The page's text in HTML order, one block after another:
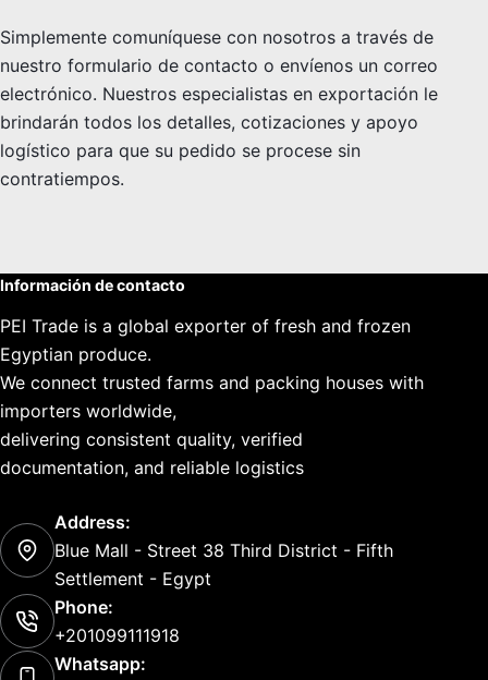
Simplemente comuníquese con nosotros a través de
nuestro formulario de contacto o envíenos un correo
electrónico. Nuestros especialistas en exportación le
brindarán todos los detalles, cotizaciones y apoyo
logístico para que su pedido se procese sin
contratiempos.
Información de contacto
PEI Trade is a global exporter of fresh and frozen
Egyptian produce.
We connect trusted farms and packing houses with
importers worldwide,
delivering consistent quality, verified
documentation, and reliable logistics
Address:
Blue Mall - Street 38 Third District - Fifth
Settlement - Egypt
Phone:
+201099111918
Whatsapp: